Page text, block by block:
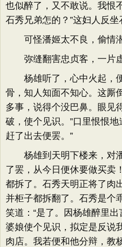
也似醉了，又不敢说。我恨
石秀兄弟怎的？”这妇人反坐
可怪潘姬太不良，偷情潜
弥缝翻害忠贞客，一片虚
杨雄听了，心中火起，便
骨，知人知面不知心。这厮
多事，说得个没巴鼻。眼见
破，使个见识。”口里恨恨地
赶了出去便罢。”
杨雄到天明下楼来，对潘
了罢，从今日便休要做买卖
都拆了。石秀天明正将了肉
并柜子都拆翻了。石秀是个
笑道：“是了。因杨雄醉里
婆娘使个见识，拟定是反说
肉店。我若便和他分辩，教